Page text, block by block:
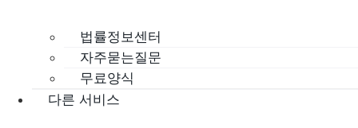
법률정보센터
자주묻는질문
무료양식
다른 서비스